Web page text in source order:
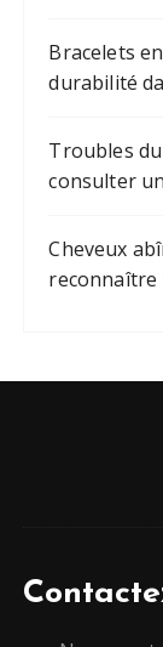
Bracelets
durabilité
Troubles
consulter
Cheveux
reconnaître